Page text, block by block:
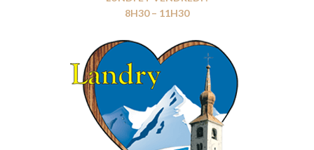
8H30 – 11H30